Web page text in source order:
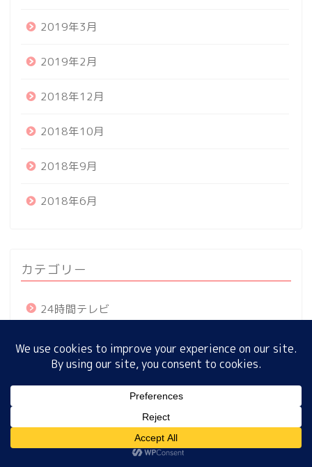
2019年3月
2019年2月
2018年12月
2018年10月
2018年9月
2018年6月
カテゴリー
24時間テレビ
a2care
FF7
プロフィール サイトマップ